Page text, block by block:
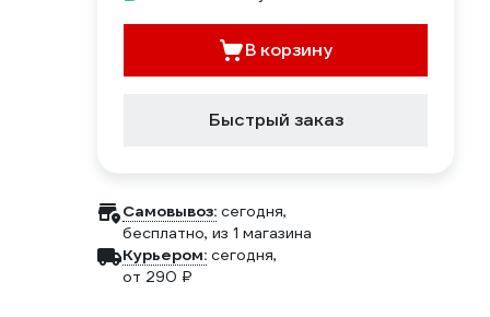
В корзину
Быстрый заказ
Самовывоз: сегодня,
бесплатно, из 1 магазина
Курьером: сегодня,
от 290 ₽